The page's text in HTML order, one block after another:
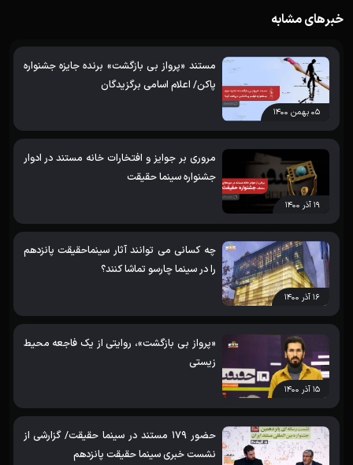
خبرهای مشابه
۰۵ بهمن ۱۴۰۰
مستند «پرواز بی بازگشت» برنده جایزه جشنواره
پاکن/ اعلام اسامی برگزیدگان
۱۹ آذر ۱۴۰۰
مروری بر جوایز و افتخارات خانه مستند در ادوار
جشنواره سینما حقیقت
۱۶ آذر ۱۴۰۰
چه کسانی می توانند آثار سینماحقیقت پانزدهم
را در سینما چارسو تماشا کنند؟
۱۵ آذر ۱۴۰۰
«پرواز بی بازگشت»، روایتی از یک فاجعه محیط
زیستی
حضور 179 مستند در سینما حقیقت/ گزارشی از
نشست خبری سینما حقیقت پانزدهم